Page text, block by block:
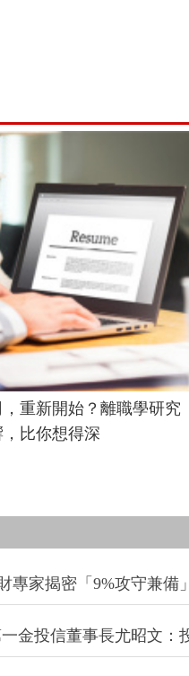
重新開始？離職學研究
比你想得深
專家揭密「9%攻守兼備
金投信董事長尤昭文：